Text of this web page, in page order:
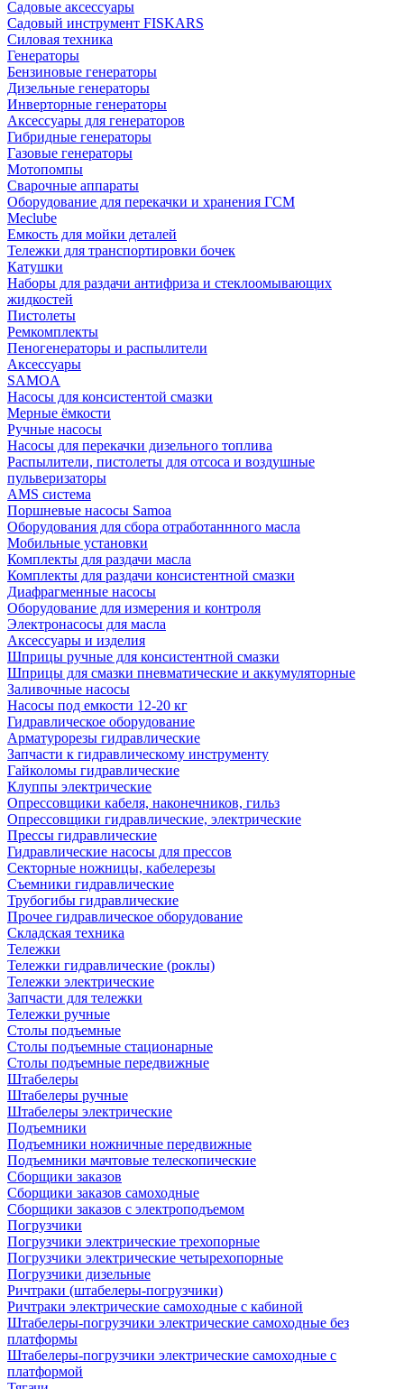
Садовые аксессуары
Садовый инструмент FISKARS
Силовая техника
Генераторы
Бензиновые генераторы
Дизельные генераторы
Инверторные генераторы
Аксессуары для генераторов
Гибридные генераторы
Газовые генераторы
Мотопомпы
Сварочные аппараты
Оборудование для перекачки и хранения ГСМ
Meclube
Емкость для мойки деталей
Тележки для транспортировки бочек
Катушки
Наборы для раздачи антифриза и стеклоомывающих
жидкостей
Пистолеты
Ремкомплекты
Пеногенераторы и распылители
Аксессуары
SAMOA
Насосы для консистентой смазки
Мерные ёмкости
Ручные насосы
Насосы для перекачки дизельного топлива
Распылители, пистолеты для отсоса и воздушные
пульверизаторы
AMS система
Поршневые насосы Samoa
Оборудования для сбора отработаннного масла
Мобильные установки
Комплекты для раздачи масла
Комплекты для раздачи консистентной смазки
Диафрагменные насосы
Оборудование для измерения и контроля
Электронасосы для масла
Аксессуары и изделия
Шприцы ручные для консистентной смазки
Шприцы для смазки пневматические и аккумуляторные
Заливочные насосы
Насосы под емкости 12-20 кг
Гидравлическое оборудование
Арматурорезы гидравлические
Запчасти к гидравлическому инструменту
Гайколомы гидравлические
Клуппы электрические
Опрессовщики кабеля, наконечников, гильз
Опрессовщики гидравлические, электрические
Прессы гидравлические
Гидравлические насосы для прессов
Секторные ножницы, кабелерезы
Съемники гидравлические
Трубогибы гидравлические
Прочее гидравлическое оборудование
Складская техника
Тележки
Тележки гидравлические (роклы)
Тележки электрические
Запчасти для тележки
Тележки ручные
Столы подъемные
Столы подъемные стационарные
Столы подъемные передвижные
Штабелеры
Штабелеры ручные
Штабелеры электрические
Подъемники
Подъемники ножничные передвижные
Подъемники мачтовые телескопические
Сборщики заказов
Сборщики заказов самоходные
Сборщики заказов с электроподъемом
Погрузчики
Погрузчики электрические трехопорные
Погрузчики электрические четырехопорные
Погрузчики дизельные
Ричтраки (штабелеры-погрузчики)
Ричтраки электрические самоходные с кабиной
Штабелеры-погрузчики электрические самоходные без
платформы
Штабелеры-погрузчики электрические самоходные с
платформой